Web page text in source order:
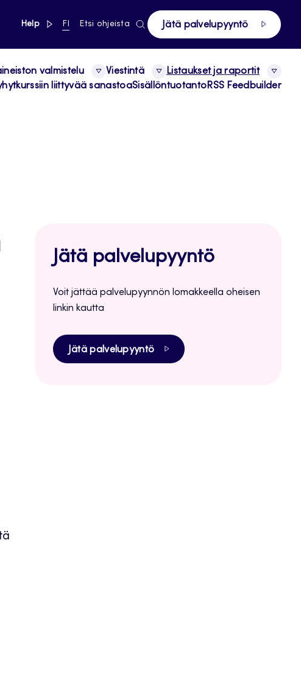
Help linkki pääsivustolle
NYKYINEN
FI Etsi ohjeista Jätä palvelupyyntö
valmistelu Viestintä
Listaukset ja raportit
liittyvää sanastoaSisällöntuotantoRSS Feedbuilder
Jätä palvelupyyntö
Voit jättää palvelupyynnön lomakkeella oheisen
linkin kautta
Jätä palvelupyyntö